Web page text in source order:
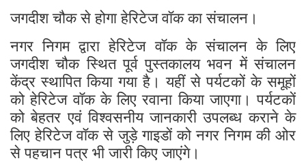
जगदीश चौक से होगा हेरिटेज वॉक का संचालन।
नगर निगम द्वारा हेरिटेज वॉक के संचालन के लिए
जगदीश चौक स्थित पूर्व पुस्तकालय भवन में संचालन
केंद्र स्थापित किया गया है। यहीं से पर्यटकों के समूहों
को हेरिटेज वॉक के लिए रवाना किया जाएगा। पर्यटकों
को बेहतर एवं विश्वसनीय जानकारी उपलब्ध कराने के
लिए हेरिटेज वॉक से जुड़े गाइडों को नगर निगम की ओर
से पहचान पत्र भी जारी किए जाएंगे।